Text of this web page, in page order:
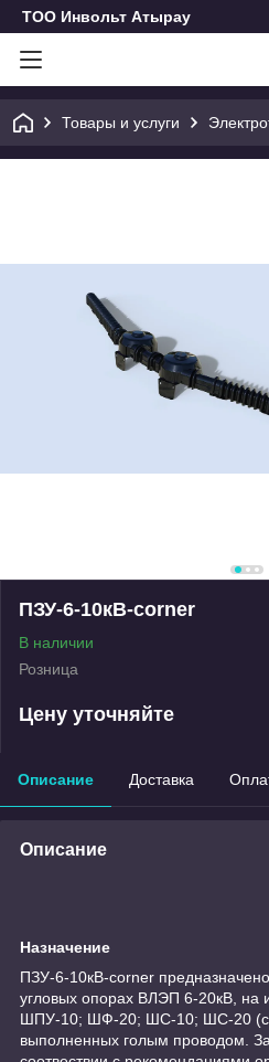
ТОО Инвольт Атырау
Товары и услуги
ПЗУ-6-10кВ-corner
В наличии
Розница
Цену уточняйте
Описание Доставка
Описание
Назначение
ПЗУ-6-10кВ-corner
угловых опорах ВЛЭП 6-20кВ, на
ШПУ-10; ШФ-20; ШС-10; ШС-20 (с
выполненных голым проводом.